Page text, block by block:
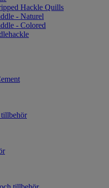
Hackle Quills
- Naturel
- Colored